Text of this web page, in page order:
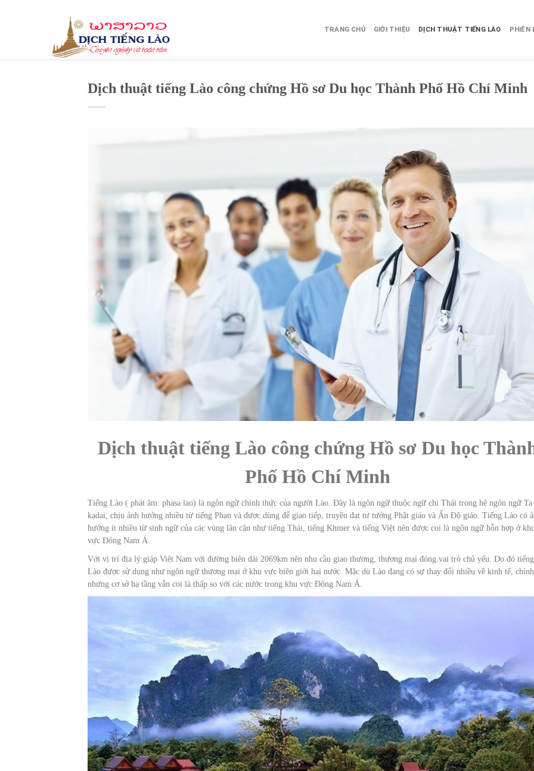
TRANG CHỦ GIỚI THIỆU DỊCH THUẬT TIẾNG LÀO PHIÊN
Dịch thuật tiếng Lào công chứng Hồ sơ Du học Thành Phố Hồ Chí Minh
Dịch thuật tiếng Lào công chứng Hồ sơ Du học
Phố Hồ Chí Minh
Tiếng Lào ( phát âm: phasa lao) là ngôn ngữ chính thức của người Lào. Đây là ngôn ngữ thuộc ngữ chi Thái trong hệ ngôn ngữ Ta
kadai, chịu ảnh hưởng nhiều từ tiếng Phạn và được dùng để giao tiếp, truyền đạt tư tưởng Phật giáo và Ấn Độ giáo. Tiếng Lào có
hưởng ít nhiều từ sinh ngữ của các vùng lân cận như tiếng Thái, tiếng Khmer và tiếng Việt nên được coi là ngôn ngữ hỗn hợp ở
vực Đông Nam Á.
Với vị trí địa lý giáp Việt Nam với đường biên dài 2069km nên nhu cầu giao thương, thương mại đóng vai trò chủ yếu. Do đó tiếng
Lào được sử dụng như ngôn ngữ thương mại ở khu vực biên giới hai nước. Mặc dù Lào đang có sự thay đổi nhiều về kinh tế,
nhưng cơ sở hạ tầng vẫn coi là thấp so với các nước trong khu vực Đông Nam Á.